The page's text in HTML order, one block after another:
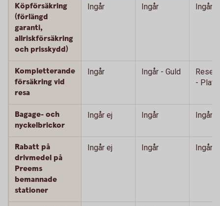
Köpförsäkring
(förlängd
garanti,
allriskförsäkring
och prisskydd)
Ingår Ingår Ingår
Kompletterande
försäkring vid
resa
Ingår Ingår - Guld
-
Bagage- och
nyckelbrickor
Ingår ej Ingår Ingår
Rabatt på
drivmedel på
Preems
bemannade
stationer
Ingår ej Ingår Ingår